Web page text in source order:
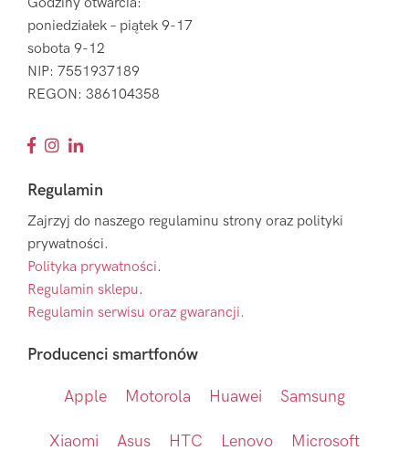
Godziny otwarcia:
poniedziałek – piątek 9-17
sobota 9-12
NIP: 7551937189
REGON: 386104358
Regulamin
Zajrzyj do naszego regulaminu strony oraz polityki
prywatności.
Polityka prywatności.
Regulamin sklepu.
Regulamin serwisu oraz gwarancji.
Producenci smartfonów
Apple Motorola Huawei Samsung
Xiaomi Asus HTC Lenovo Microsoft